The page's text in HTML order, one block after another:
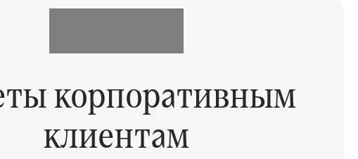
корпоративным
клиентам